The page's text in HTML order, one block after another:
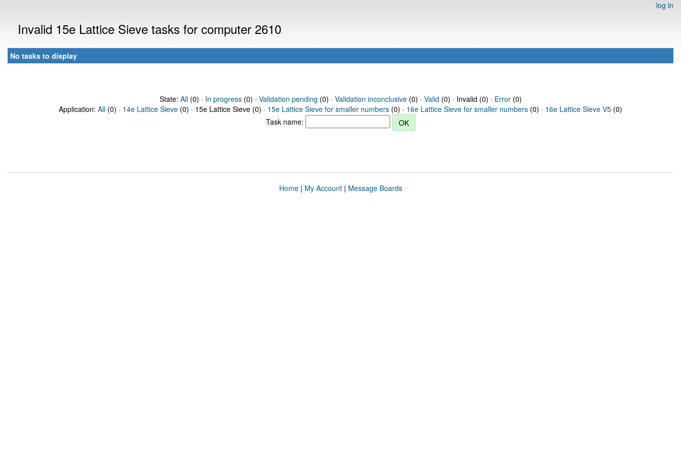
log in
Invalid 15e Lattice Sieve tasks for computer 2610
No tasks to display
State: All(0) · In progress(0) · Validation pending (0) · Validation inconclusive(0) · Valid (0) · Invalid (0) · Error(0)
Application: All (0) · 14e Lattice Sieve (0) · 15e Lattice Sieve (0) · 15e Lattice Sieve for smaller numbers (0) · 16e Lattice Sieve for smaller numbers (0) · 16e Lattice Sieve V5 (0)
Task name:
Home| My Account| Message Boards